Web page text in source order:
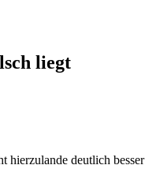
liegt
hierzulande deutlich besser